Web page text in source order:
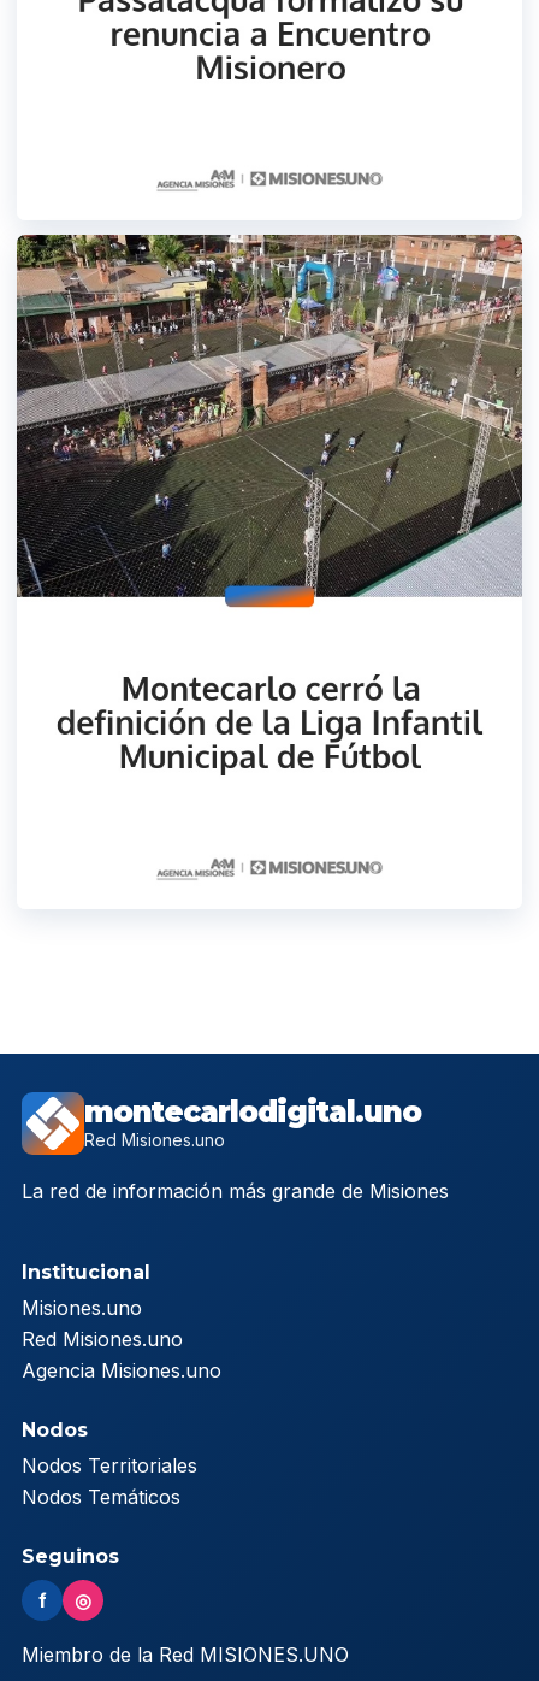
montecarlodigital.uno
Red Misiones.uno
La red de información más grande de Misiones
Institucional
Misiones.uno
Red Misiones.uno
Agencia Misiones.uno
Nodos
Nodos Territoriales
Nodos Temáticos
Seguinos
f ◎
Miembro de la Red MISIONES.UNO